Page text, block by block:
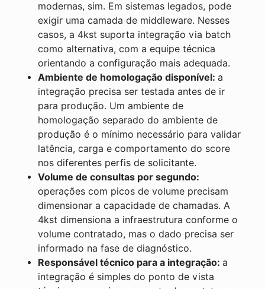
modernas, sim. Em sistemas legados, pode
exigir uma camada de middleware. Nesses
casos, a 4kst suporta integração via batch
como alternativa, com a equipe técnica
orientando a configuração mais adequada.
Ambiente de homologação disponível: a
integração precisa ser testada antes de ir
para produção. Um ambiente de
homologação separado do ambiente de
produção é o mínimo necessário para validar
latência, carga e comportamento do score
nos diferentes perfis de solicitante.
Volume de consultas por segundo:
operações com picos de volume precisam
dimensionar a capacidade de chamadas. A
4kst dimensiona a infraestrutura conforme o
volume contratado, mas o dado precisa ser
informado na fase de diagnóstico.
Responsável técnico para a integração: a
integração é simples do ponto de vista